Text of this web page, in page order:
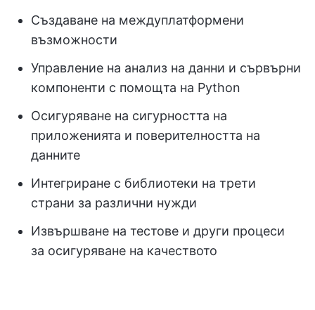
Създаване на междуплатформени
възможности
Управление на анализ на данни и сървърни
компоненти с помощта на Python
Осигуряване на сигурността на
приложенията и поверителността на
данните
Интегриране с библиотеки на трети
страни за различни нужди
Извършване на тестове и други процеси
за осигуряване на качеството